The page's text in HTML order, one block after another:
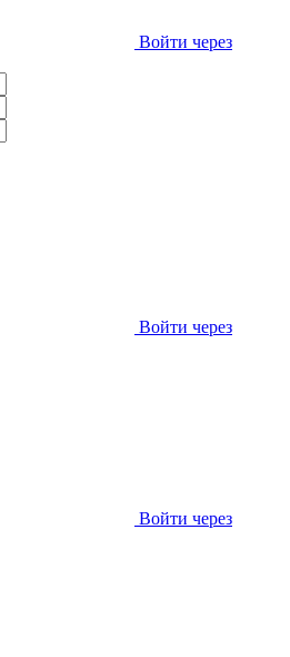
Войти через
Войти через
Войти через